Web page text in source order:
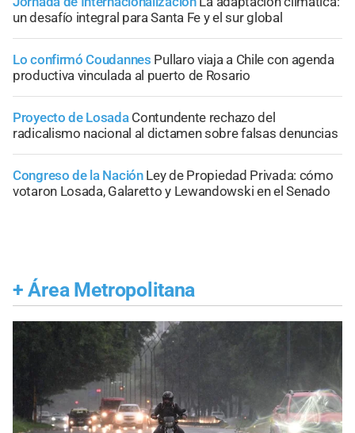
un desafío integral para Santa Fe y el sur global
Lo confirmó Coudannes Pullaro viaja a Chile con agenda
productiva vinculada al puerto de Rosario
Proyecto de Losada Contundente rechazo del
radicalismo nacional al dictamen sobre falsas denuncias
Congreso de la Nación Ley de Propiedad Privada: cómo
votaron Losada, Galaretto y Lewandowski en el Senado
+ Área Metropolitana